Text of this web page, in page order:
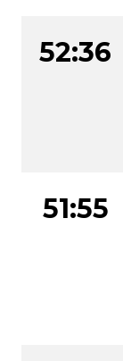
52:36
51:55